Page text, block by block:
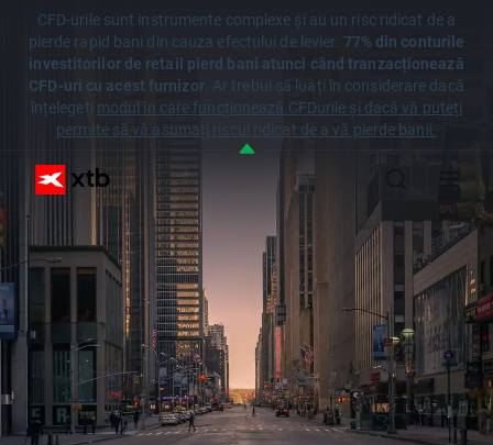
CFD-urile sunt instrumente complexe și au un risc ridicat de a
pierde rapid bani din cauza efectului de levier. 77% din conturile
investitorilor de retail pierd bani atunci când tranzacționează
CFD-uri cu acest furnizor. Ar trebui să luați în considerare dacă
înțelegeți modul în care funcționează CFDurile și dacă vă puteți
permite să vă asumați riscul ridicat de a vă pierde banii.